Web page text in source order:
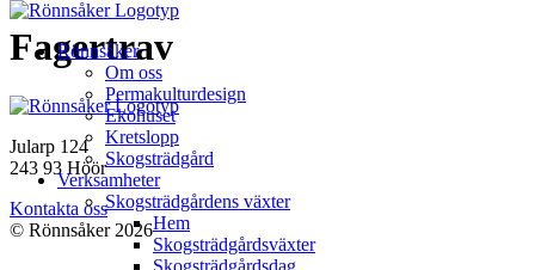
Hoppa
till
Rönnsåker
Om oss
Permakulturdesign
Ekohuset
Kretslopp
Skogsträdgård
Verksamheter
Skogsträdgårdens växter
Hem
Skogsträdgårdsväxter
Skogsträdgårdsdag
Fagertrav
Jularp 124
243 93 Höör
Kontakta oss
© Rönnsåker 2026